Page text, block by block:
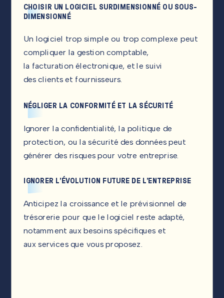
CHOISIR UN LOGICIEL SURDIMENSIONNÉ OU SOUS-
DIMENSIONNÉ
Un logiciel trop simple ou trop complexe peut
compliquer la gestion comptable,
la facturation électronique, et le suivi
des clients et fournisseurs.
NÉGLIGER LA CONFORMITÉ ET LA SÉCURITÉ
Ignorer la confidentialité, la politique de
protection, ou la sécurité des données peut
générer des risques pour votre entreprise.
IGNORER L’ÉVOLUTION FUTURE DE L’ENTREPRISE
Anticipez la croissance et le prévisionnel de
trésorerie pour que le logiciel reste adapté,
notamment aux besoins spécifiques et
aux services que vous proposez.